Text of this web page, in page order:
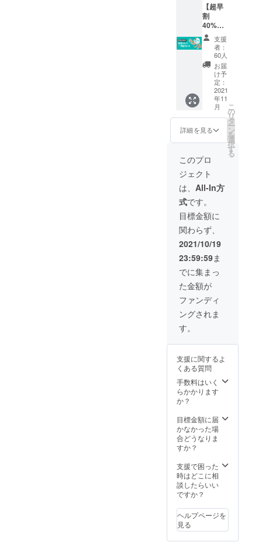
【超早
割
40%OF
F】先着
60セッ
ト限定
・送
料・税
込の価
格とな
りま
す。 一
般販売
予定価
格
￥40,00
0→￥24
,000 発
送は11
月上旬
に予定
してい
ます。
支援
者：
60人
お届
け予
定：
2021
年11
月
詳細を見る
こ
の
リ
タ
ー
ン
を
選
択
す
る
このプロ
ジェクト
は、 All-In方
式です。
目標金額に
関わらず、
2021/10/19
23:59:59ま
でに集まっ
た金額が
ファンディ
ングされま
す。
支援に関するよ
くある質問
手数料はいく
らかかります
か？
目標金額に届
かなかった場
合どうなりま
すか？
支援で困った
時はどこに相
談したらいい
ですか？
ヘルプページを
見る